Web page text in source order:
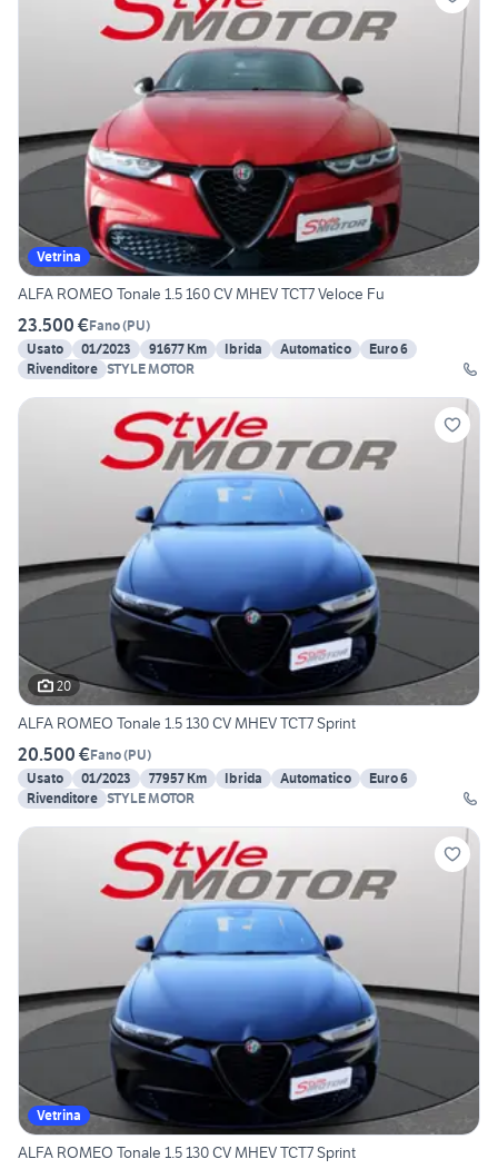
Vetrina
ALFA ROMEO Tonale 1.5 160 CV MHEV TCT7 Veloce Fu
23.500 €Fano(PU)
Usato
01/2023 91677 Km Ibrida Automatico
Euro 6
Rivenditore STYLE MOTOR
20
ALFA ROMEO Tonale 1.5 130 CV MHEV TCT7 Sprint
20.500 €Fano(PU)
Usato
01/2023 77957 Km Ibrida Automatico
Euro 6
Rivenditore STYLE MOTOR
Vetrina
ALFA ROMEO Tonale 1.5 130 CV MHEV TCT7 Sprint